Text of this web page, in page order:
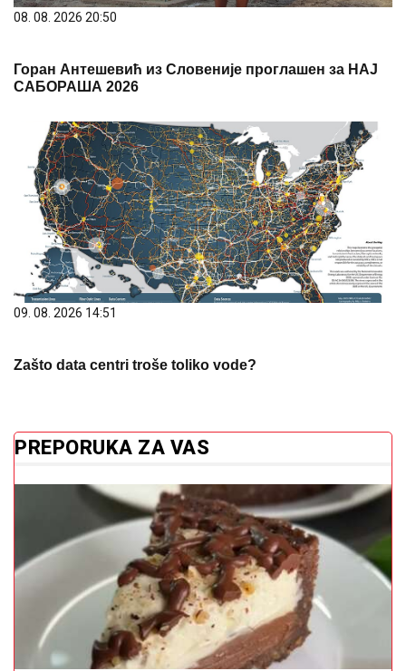
08. 08. 2026 20:50
Горан Антешевић из Словеније проглашен за НАЈ
САБОРАША 2026
09. 08. 2026 14:51
Zašto data centri troše toliko vode?
PREPORUKA ZA VAS